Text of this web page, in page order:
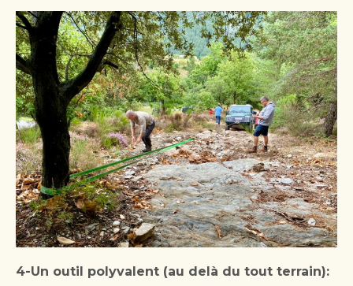
4-Un outil polyvalent (au delà du tout terrain):